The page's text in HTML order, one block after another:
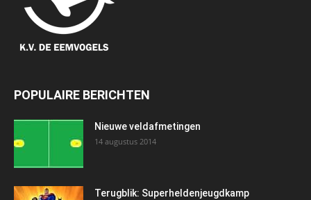
POPULAIRE BERICHTEN
Nieuwe veldafmetingen
14 augustus 2014
Terugblik: Superheldenjeugdkamp